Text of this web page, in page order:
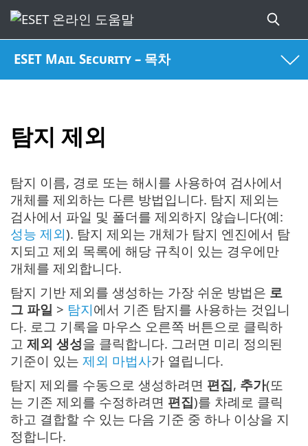
ESET Mail Security – 목차
탐지 제외
탐지 이름, 경로 또는 해시를 사용하여 검사에서
개체를 제외하는 다른 방법입니다. 탐지 제외는
검사에서 파일 및 폴더를 제외하지 않습니다(예:
성능 제외). 탐지 제외는 개체가 탐지 엔진에서 탐
지되고 제외 목록에 해당 규칙이 있는 경우에만
개체를 제외합니다.
탐지 기반 제외를 생성하는 가장 쉬운 방법은 로
그 파일 > 탐지에서 기존 탐지를 사용하는 것입니
다. 로그 기록을 마우스 오른쪽 버튼으로 클릭하
고 제외 생성을 클릭합니다. 그러면 미리 정의된
기준이 있는 제외 마법사가 열립니다.
탐지 제외를 수동으로 생성하려면 편집, 추가(또
는 기존 제외를 수정하려면 편집)를 차례로 클릭
하고 결합할 수 있는 다음 기준 중 하나 이상을 지
정합니다.